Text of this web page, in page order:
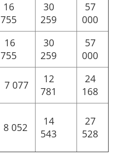
16
755
30
259
57
000
16
755
30
259
57
000
7 077
12
781
24
168
8 052
14
543
27
528